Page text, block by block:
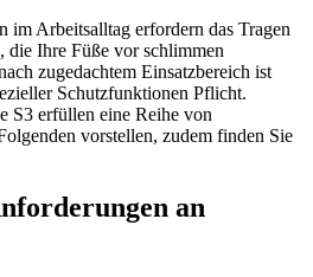
im Arbeitsalltag erfordern das Tragen
die Ihre Füße vor schlimmen
zugedachtem Einsatzbereich ist
Schutzfunktionen Pflicht.
S3 erfüllen eine Reihe von
vorstellen, zudem finden Sie
an